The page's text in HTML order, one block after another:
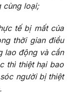
cùng loại;
tế bị mất của
thời gian điều
lao động và cần
thì thiệt hại bao
người bị thiệt